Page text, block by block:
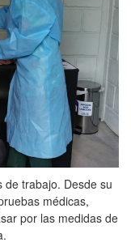
trabajo. Desde su
médicas,
por las medidas de